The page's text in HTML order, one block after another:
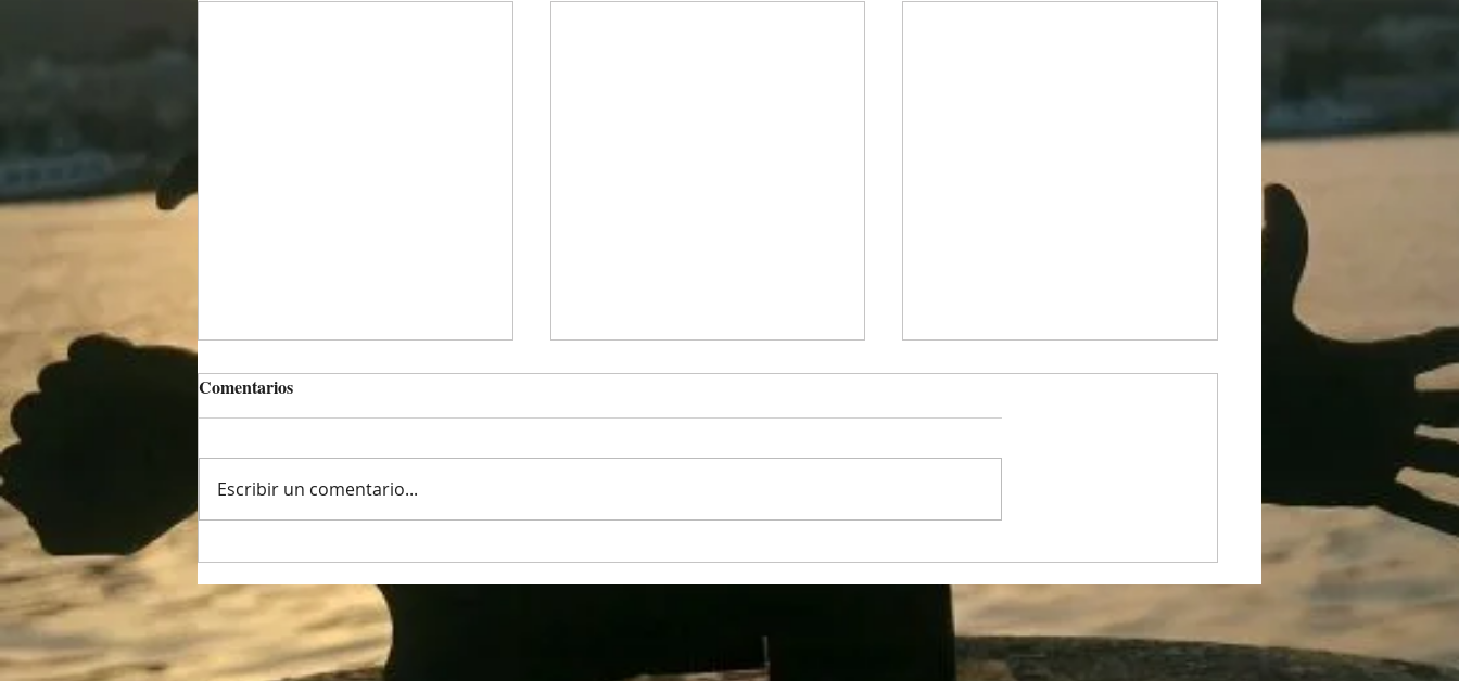
III campionat de Catalunya de
Morra i V campionat de
Morra del Dau de Barcelona ,
desembre del 202
IV Campionat de Morra d
´Orígens i I Campionat de
33 Aplec internacional a l
´Alguer- Adifolk
Comentarios
Escribir un comentario...